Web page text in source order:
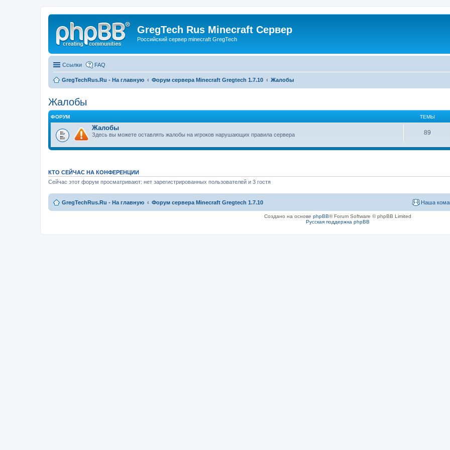
GregTech Rus Minecraft Сервер
Российский сервер minecraft GregTech
Ссылки FAQ
GregTechRus.Ru - На главную Форум сервера Minecraft Gregtech 1.7.10 Жалобы
Жалобы
ФОРУМ ТЕМЫ
Жалобы
Здесь вы можете оставлять жалобы на игроков нарушающих правила сервера 89
КТО СЕЙЧАС НА КОНФЕРЕНЦИИ
Сейчас этот форум просматривают: нет зарегистрированных пользователей и 3 гостя
GregTechRus.Ru - На главную Форум сервера Minecraft Gregtech 1.7.10 Наша
Создано на основе phpBB® Forum Software © phpBB Limited
Русская поддержка phpBB